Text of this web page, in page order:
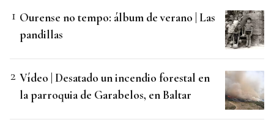
Ourense no tempo: álbum de verano | Las
pandillas
Vídeo | Desatado un incendio forestal en
la parroquia de Garabelos, en Baltar